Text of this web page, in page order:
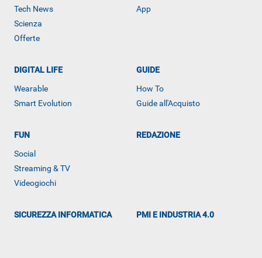
Tech News
Scienza
Offerte
App
DIGITAL LIFE
Wearable
Smart Evolution
GUIDE
How To
Guide all'Acquisto
FUN
Social
Streaming & TV
Videogiochi
REDAZIONE
SICUREZZA INFORMATICA PMI E INDUSTRIA 4.0